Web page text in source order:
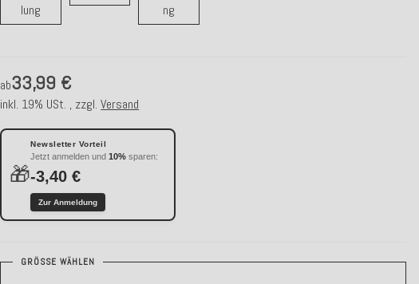
lungFeder/ Daunenfüllung
ngPES-Vliesfüllung
ab33,99 €
inkl. 19% USt. , zzgl.Versand
🎁
Newsletter Vorteil
Jetzt anmelden und10% sparen:
-3,40 €
Zur Anmeldung
GRÖSSE WÄHLEN